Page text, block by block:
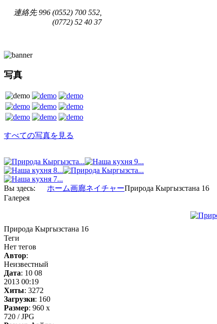
連絡先996 (0552) 700 552,
(0772) 52 40 37
写真
すべての写真を見る
Вы здесь: ホーム画廊ネイチャーПрирода Кыргызстана 16
Галерея
Природа Кыргызстана 16
Теги
Нет тегов
Автор:
Неизвестный
Дата: 10 08
2013 00:19
Хиты: 3272
Загрузки: 160
Размер: 960 x
720 / JPG